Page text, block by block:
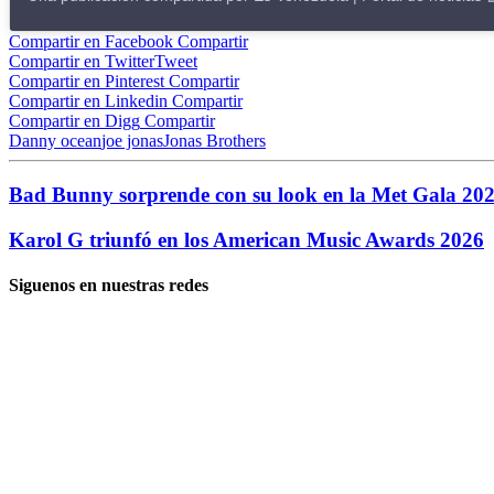
Compartir en Facebook Compartir
Compartir en TwitterTweet
Compartir en Pinterest Compartir
Compartir en Linkedin Compartir
Compartir en Digg Compartir
Danny oceanjoe jonasJonas Brothers
Bad Bunny sorprende con su look en la Met Gala
Karol G triunfó en los American Music Awards 2026
Siguenos en nuestras redes